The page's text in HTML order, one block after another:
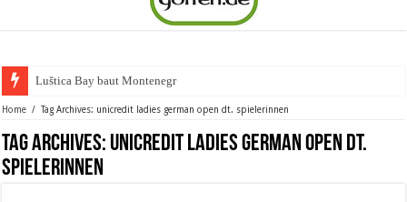
Luštica Bay baut Montenegros e
Home / Tag Archives: unicredit ladies german open dt. spielerinnen
Tag Archives: unicredit ladies german open dt.
spielerinnen